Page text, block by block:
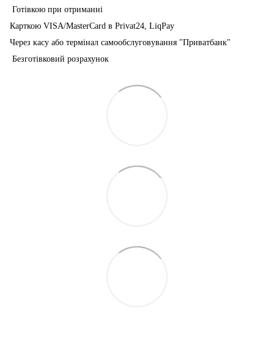
Готівкою при отриманні
Карткою VISA/MasterCard в Рrivat24, LiqPay
Через касу або термінал самообслуговування "Приватбанк"
Безготівковий розрахунок